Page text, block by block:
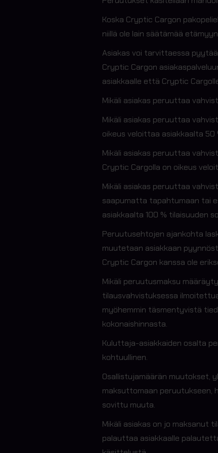
Koska Cryptic Cargon
niillä ole lain säätämää
Asiakas voi tarvittaessa
Cryptic Cargon
asiakkaalle että Cryptic
Mikäli asiakas peruuttaa
Mikäli asiakas peruuttaa
oikeus veloittaa asiakkaalta
Mikäli asiakas peruuttaa
Cryptic Cargolla on oikeus
Mikäli asiakas peruuttaa
saapumatta tapahtumaan tai
asiakkaalta 100 % tilaisuuden
Peruutusehtojen ajankohta
muutetaan asiakkaan
Cryptic Cargon kanssa ole
Mikäli peruutusmaksu
tilausvahvistuksessa
myöhemmin täsmentyvistä
kokonaishinnasta.
Kuluttaja-asiakkaiden osalta
kohtuullinen.
Osallistujamäärän muutokset,
maksuttomaan peruutukseen,
sovittu muuta.
Mikäli asiakas on jo maksanut
palauttaa asiakkaalle